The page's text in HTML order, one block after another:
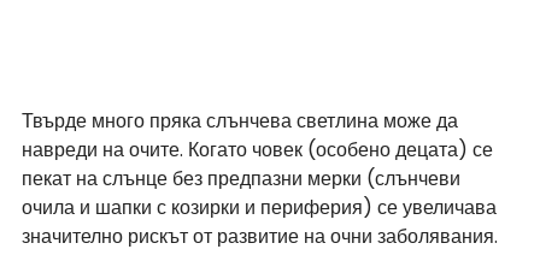
Твърде много пряка слънчева светлина може да
навреди на очите. Когато човек (особено децата) се
пекат на слънце без предпазни мерки (слънчеви
очила и шапки с козирки и периферия) се увеличава
значително рискът от развитие на очни заболявания.